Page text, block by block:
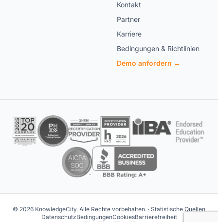
Kontakt
Partner
Karriere
Bedingungen & Richtlinien
Demo anfordern →
© 2026 KnowledgeCity. Alle Rechte vorbehalten. · Statistische Quellen
DatenschutzBedingungenCookiesBarrierefreiheit